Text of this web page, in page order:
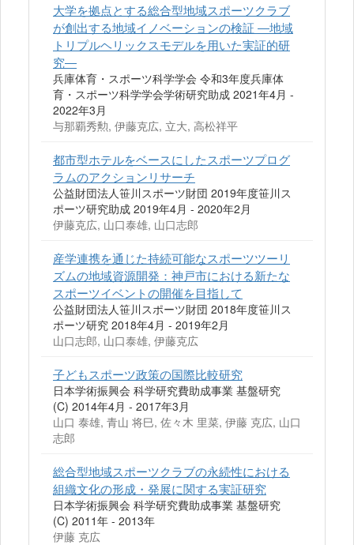
大学を拠点とする総合型地域スポーツクラブ
が創出する地域イノベーションの検証 ―地域
トリプルヘリックスモデルを用いた実証的研
究―
兵庫体育・スポーツ科学学会 令和3年度兵庫体
育・スポーツ科学学会学術研究助成 2021年4月 -
2022年3月
与那覇秀勲, 伊藤克広, 立大, 高松祥平
都市型ホテルをベースにしたスポーツプログ
ラムのアクションリサーチ
公益財団法人笹川スポーツ財団 2019年度笹川ス
ポーツ研究助成 2019年4月 - 2020年2月
伊藤克広, 山口泰雄, 山口志郎
産学連携を通じた持続可能なスポーツツーリ
ズムの地域資源開発：神戸市における新たな
スポーツイベントの開催を目指して
公益財団法人笹川スポーツ財団 2018年度笹川ス
ポーツ研究 2018年4月 - 2019年2月
山口志郎, 山口泰雄, 伊藤克広
子どもスポーツ政策の国際比較研究
日本学術振興会 科学研究費助成事業 基盤研究
(C) 2014年4月 - 2017年3月
山口 泰雄, 青山 将巳, 佐々木 里菜, 伊藤 克広, 山口
志郎
総合型地域スポーツクラブの永続性における
組織文化の形成・発展に関する実証研究
日本学術振興会 科学研究費助成事業 基盤研究
(C) 2011年 - 2013年
伊藤 克広